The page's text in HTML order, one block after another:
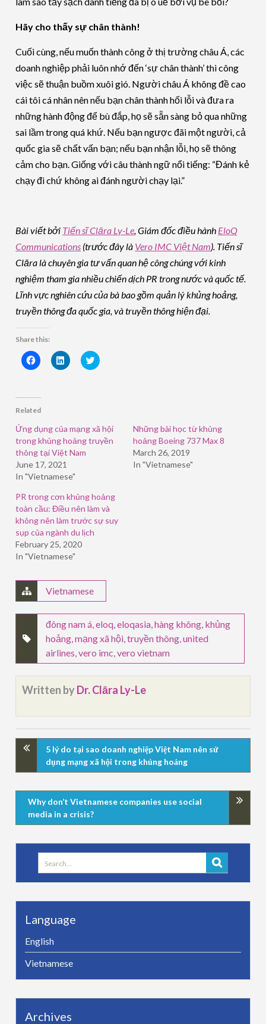
Hãy cho thấy sự chân thành!
Cuối cùng, nếu muốn thành công ở thị trường châu Á, các
doanh nghiệp phải luôn nhớ đến ‘sự chân thành’ thì công
việc sẽ thuận buồm xuôi gió. Người châu Á không đề cao
cái tôi cá nhân nên nếu bạn chân thành hối lỗi và đưa ra
những hành động để bù đắp, họ sẽ sẵn sàng bỏ qua những
sai lầm trong quá khứ. Nếu bạn ngược đãi một người, cả
quốc gia sẽ chất vấn bạn; nếu bạn nhận lỗi, họ sẽ thông
cảm cho bạn. Giống với câu thành ngữ nổi tiếng: “Đánh kẻ
chạy đi chứ không ai đánh người chạy lại.”
Bài viết bởi Tiến sĩ Clāra Ly-Le , Giám đốc điều hành EloQ
Communications (trước đây là Vero IMC Việt Nam). Tiến sĩ
Clāra là chuyên gia tư vấn quan hệ công chúng với kinh
nghiệm tham gia nhiều chiến dịch PR trong nước và quốc tế.
Lĩnh vực nghiên cứu của bà bao gồm quản lý khủng hoảng,
truyền thông đa quốc gia, và truyền thông hiện đại.
Share this:
Click
to
(Opens
new
Click
to
Click
to
Related
Ứng dụng của mạng xã hội
trong khủng hoảng truyền
thông tại Việt Nam
June 17, 2021
In "Vietnamese"
Những bài học từ khủng
hoảng Boeing 737 Max 8
March 26, 2019
In "Vietnamese"
PR trong cơn khủng hoảng
toàn cầu: Điều nên làm và
không nên làm trước sự suy
sụp của ngành du lịch
February 25, 2020
In "Vietnamese"
Vietnamese
đông nam á ,eloq ,eloqasia ,hàng không khủng
hoảng ,mạng xã hội ,truyền thông ,united
airlines ,vero imc ,vero vietnam
Written byDr. Clāra Ly-Le
5 lý do tại sao doanh nghiệp Việt Nam nên sử
dụng mạng xã hội trong khủng hoảng
Why don’t Vietnamese companies use social
media in a crisis?
Search
for:
Language
English
Vietnamese
Archives